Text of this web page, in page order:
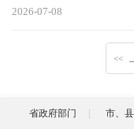
2026-07-08
<<
省政府部门 市、县